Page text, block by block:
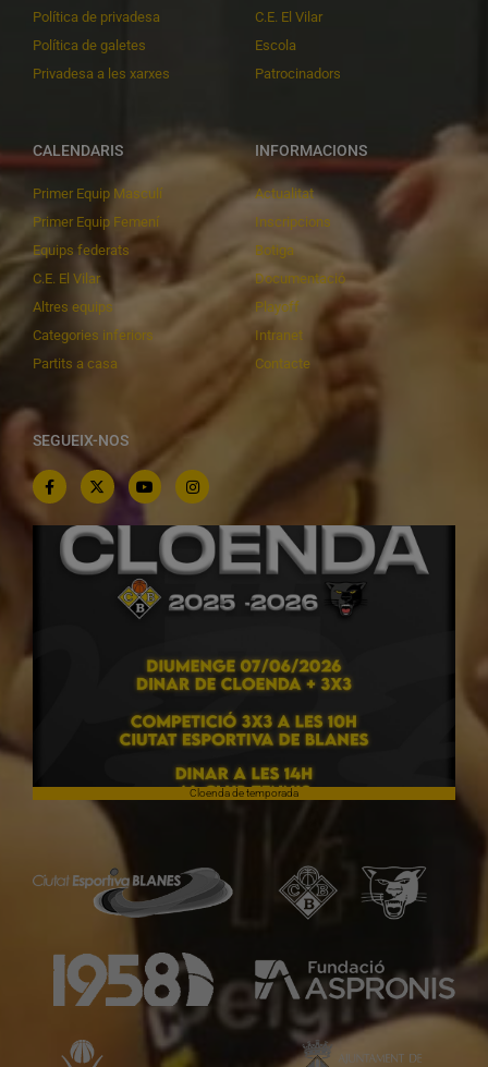
Política de privadesa
Política de galetes
Privadesa a les xarxes
C.E. El Vilar
Escola
Patrocinadors
CALENDARIS
Primer Equip Masculí
Primer Equip Femení
Equips federats
C.E. El Vilar
Altres equips
Categories inferiors
Partits a casa
INFORMACIONS
Actualitat
Inscripcions
Botiga
Documentació
Playoff
Intranet
Contacte
SEGUEIX-NOS
Cloenda de temporada